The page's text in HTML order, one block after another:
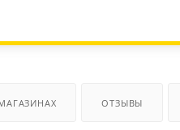
ОТЗЫВЫ